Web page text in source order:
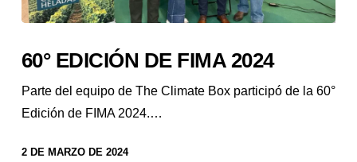
60° EDICIÓN DE FIMA 2024
Parte del equipo de The Climate Box participó de la 60°
Edición de FIMA 2024.…
2 DE MARZO DE 2024